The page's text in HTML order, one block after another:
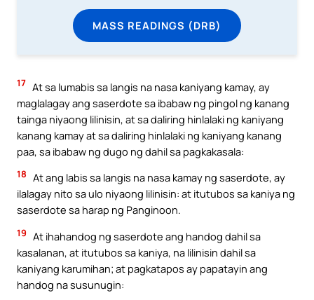
MASS READINGS (DRB)
17 At sa lumabis sa langis na nasa kaniyang kamay, ay
maglalagay ang saserdote sa ibabaw ng pingol ng kanang
tainga niyaong lilinisin, at sa daliring hinlalaki ng kaniyang
kanang kamay at sa daliring hinlalaki ng kaniyang kanang
paa, sa ibabaw ng dugo ng dahil sa pagkakasala:
18 At ang labis sa langis na nasa kamay ng saserdote, ay
ilalagay nito sa ulo niyaong lilinisin: at itutubos sa kaniya ng
saserdote sa harap ng Panginoon.
19 At ihahandog ng saserdote ang handog dahil sa
kasalanan, at itutubos sa kaniya, na lilinisin dahil sa
kaniyang karumihan; at pagkatapos ay papatayin ang
handog na susunugin: